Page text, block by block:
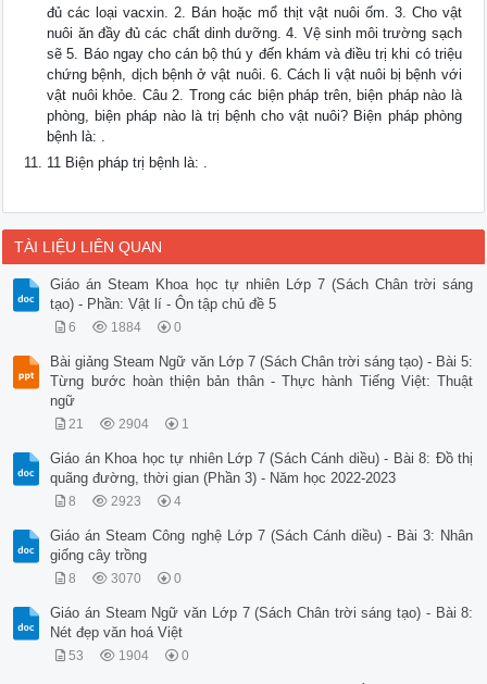
đủ các loại vacxin. 2. Bán hoặc mổ thịt vật nuôi ốm. 3. Cho vật
nuôi ăn đầy đủ các chất dinh dưỡng. 4. Vệ sinh môi trường sạch
sẽ 5. Báo ngay cho cán bộ thú y đến khám và điều trị khi có triệu
chứng bệnh, dịch bệnh ở vật nuôi. 6. Cách li vật nuôi bị bệnh với
vật nuôi khỏe. Câu 2. Trong các biện pháp trên, biện pháp nào là
phòng, biện pháp nào là trị bệnh cho vật nuôi? Biện pháp phòng
bệnh là: .
11 Biện pháp trị bệnh là: .
TÀI LIỆU LIÊN QUAN
Giáo án Steam Khoa học tự nhiên Lớp 7 (Sách Chân trời sáng
tạo) - Phần: Vật lí - Ôn tập chủ đề 5
6 1884 0
Bài giảng Steam Ngữ văn Lớp 7 (Sách Chân trời sáng tạo) - Bài 5:
Từng bước hoàn thiện bản thân - Thực hành Tiếng Việt: Thuật
ngữ
21 2904 1
Giáo án Khoa học tự nhiên Lớp 7 (Sách Cánh diều) - Bài 8: Đồ thị
quãng đường, thời gian (Phần 3) - Năm học 2022-2023
8 2923 4
Giáo án Steam Công nghệ Lớp 7 (Sách Cánh diều) - Bài 3: Nhân
giống cây trồng
8 3070 0
Giáo án Steam Ngữ văn Lớp 7 (Sách Chân trời sáng tạo) - Bài 8:
Nét đẹp văn hoá Việt
53 1904 0